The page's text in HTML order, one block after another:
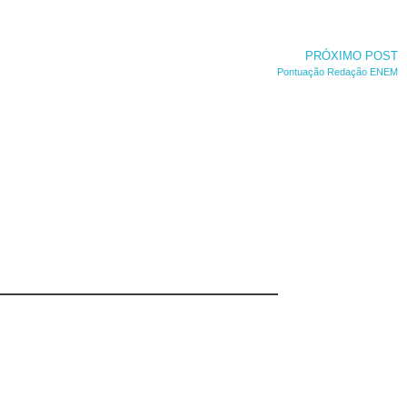
PRÓXIMO POST
Pontuação Redação ENEM